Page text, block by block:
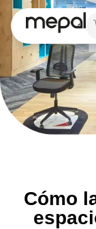
Cómo